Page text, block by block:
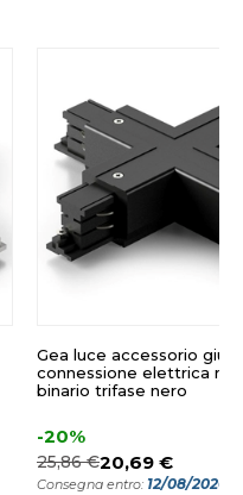
Gea luce accessorio
connessione elettrica
binario trifase nero
-20%
25,86 €20,69 €
Consegna entro: 12/08/2026